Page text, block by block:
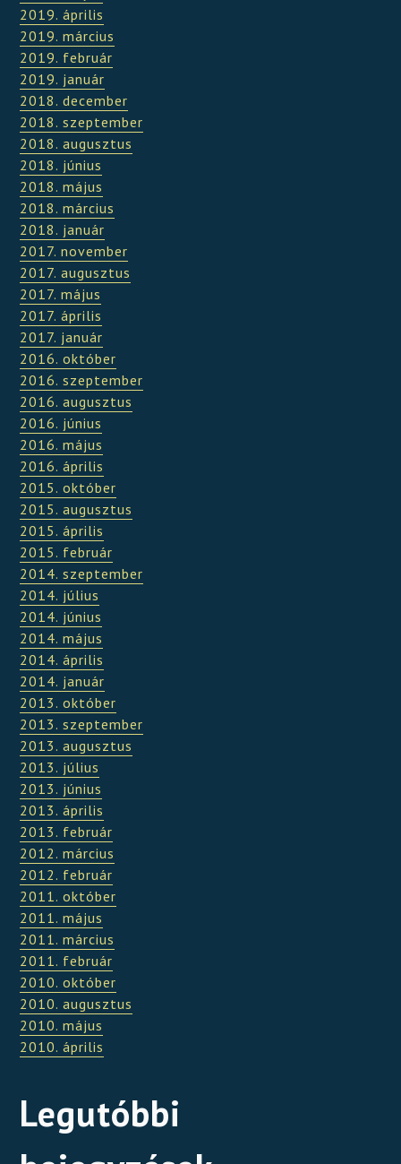
2019. április
2019. március
2019. február
2019. január
2018. december
2018. szeptember
2018. augusztus
2018. június
2018. május
2018. március
2018. január
2017. november
2017. augusztus
2017. május
2017. április
2017. január
2016. október
2016. szeptember
2016. augusztus
2016. június
2016. május
2016. április
2015. október
2015. augusztus
2015. április
2015. február
2014. szeptember
2014. július
2014. június
2014. május
2014. április
2014. január
2013. október
2013. szeptember
2013. augusztus
2013. július
2013. június
2013. április
2013. február
2012. március
2012. február
2011. október
2011. május
2011. március
2011. február
2010. október
2010. augusztus
2010. május
2010. április
Legutóbbi